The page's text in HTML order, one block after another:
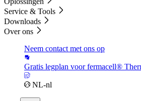
Service & Tools
Downloads
Over ons
Neem contact met ons op
Gratis legplan voor fermacell®
NL-nl